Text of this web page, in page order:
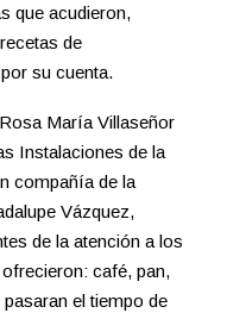
que acudieron,
de
su cuenta.
María Villaseñor
Instalaciones de la
compañía de la
Vázquez,
de la atención a los
café, pan,
el tiempo de